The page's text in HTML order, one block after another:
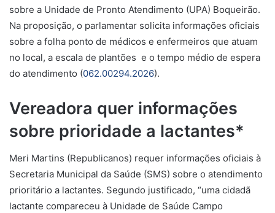
sobre a Unidade de Pronto Atendimento (UPA) Boqueirão.
Na proposição, o parlamentar solicita informações oficiais
sobre a folha ponto de médicos e enfermeiros que atuam
no local, a escala de plantões e o tempo médio de espera
do atendimento (062.00294.2026).
Vereadora quer informações
sobre prioridade a lactantes*
Meri Martins (Republicanos) requer informações oficiais à
Secretaria Municipal da Saúde (SMS) sobre o atendimento
prioritário a lactantes. Segundo justificado, “uma cidadã
lactante compareceu à Unidade de Saúde Campo